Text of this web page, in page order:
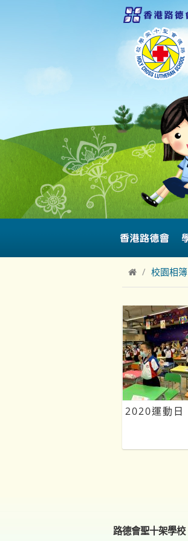
校園相簿
2020運動日
路德會聖十架學校